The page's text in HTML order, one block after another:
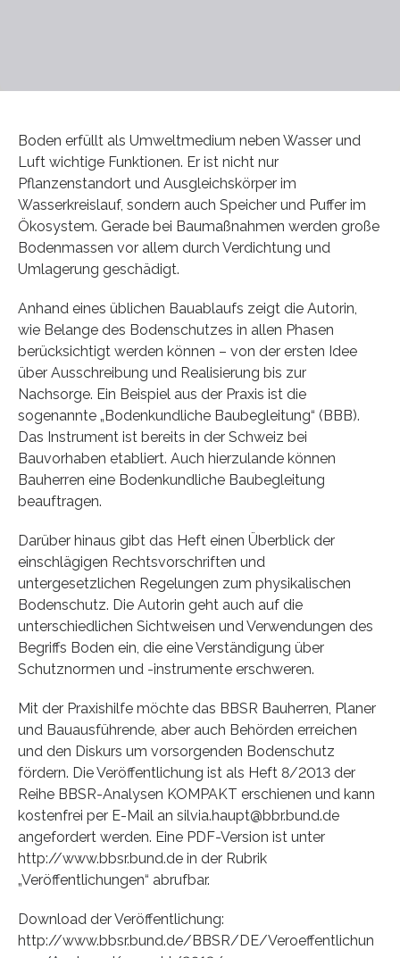
Boden erfüllt als Umweltmedium neben Wasser und
Luft wichtige Funktionen. Er ist nicht nur
Pflanzenstandort und Ausgleichskörper im
Wasserkreislauf, sondern auch Speicher und Puffer im
Ökosystem. Gerade bei Baumaßnahmen werden große
Bodenmassen vor allem durch Verdichtung und
Umlagerung geschädigt.
Anhand eines üblichen Bauablaufs zeigt die Autorin,
wie Belange des Bodenschutzes in allen Phasen
berücksichtigt werden können – von der ersten Idee
über Ausschreibung und Realisierung bis zur
Nachsorge. Ein Beispiel aus der Praxis ist die
sogenannte „Bodenkundliche Baubegleitung“ (BBB).
Das Instrument ist bereits in der Schweiz bei
Bauvorhaben etabliert. Auch hierzulande können
Bauherren eine Bodenkundliche Baubegleitung
beauftragen.
Darüber hinaus gibt das Heft einen Überblick der
einschlägigen Rechtsvorschriften und
untergesetzlichen Regelungen zum physikalischen
Bodenschutz. Die Autorin geht auch auf die
unterschiedlichen Sichtweisen und Verwendungen des
Begriffs Boden ein, die eine Verständigung über
Schutznormen und -instrumente erschweren.
Mit der Praxishilfe möchte das BBSR Bauherren, Planer
und Bauausführende, aber auch Behörden erreichen
und den Diskurs um vorsorgenden Bodenschutz
fördern. Die Veröffentlichung ist als Heft 8/2013 der
Reihe BBSR-Analysen KOMPAKT erschienen und kann
kostenfrei per E-Mail an silvia.haupt@bbr.bund.de
angefordert werden. Eine PDF-Version ist unter
http://www.bbsr.bund.de in der Rubrik
„Veröffentlichungen“ abrufbar.
Download der Veröffentlichung:
http://www.bbsr.bund.de/BBSR/DE/Veroeffentlichun